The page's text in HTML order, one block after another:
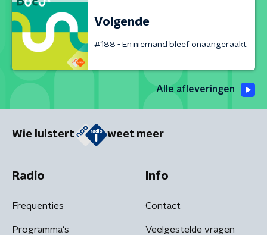
Volgende
#188 - En niemand bleef onaangeraakt
Alle afleveringen
Wie luistert weet meer
Radio
Frequenties
Programma's
Info
Contact
Veelgestelde vragen